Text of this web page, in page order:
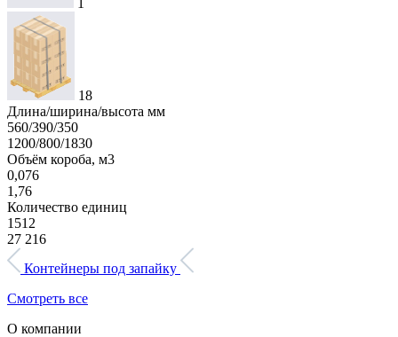
18
Длина/ширина/высота мм
560/390/350
1200/800/1830
Объём короба, м3
0,076
1,76
Количество единиц
1512
27 216
Контейнеры под запайку
Смотреть все
О компании